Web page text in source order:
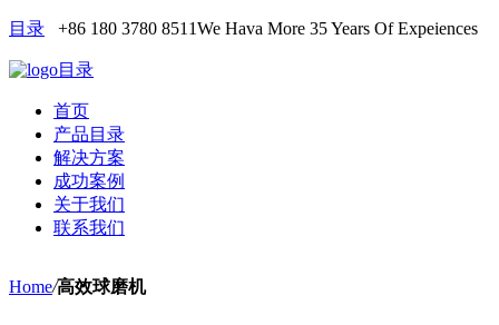
目录 +86 180 3780 8511We Hava More 35 Years Of Expeiences
目录
首页
产品目录
解决方案
成功案例
关于我们
联系我们
Home/高效球磨机